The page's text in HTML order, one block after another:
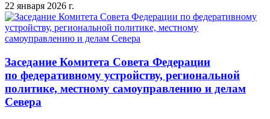
22 января 2026 г.
Заседание Комитета Совета Федерации
по федеративному устройству, региональной
политике, местному самоуправлению и делам
Севера